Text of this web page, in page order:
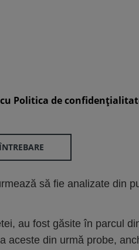
Politica de
să fie analizate din
au fost găsite în parcul
aceste din urmă probe,